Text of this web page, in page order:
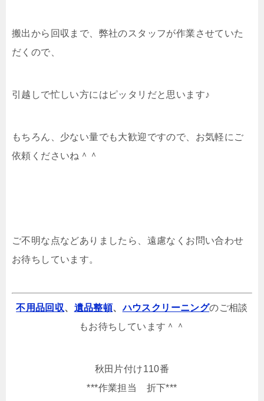
搬出から回収まで、弊社のスタッフが作業させていた
だくので、
引越しで忙しい方にはピッタリだと思います♪
もちろん、少ない量でも大歓迎ですので、お気軽にご
依頼くださいね＾＾
ご不明な点などありましたら、遠慮なくお問い合わせ
お待ちしています。
不用品回収、 遺品整頓、ハウスクリーニングのご相談
もお待ちしています＾＾
秋田片付け110番
***作業担当 折下***